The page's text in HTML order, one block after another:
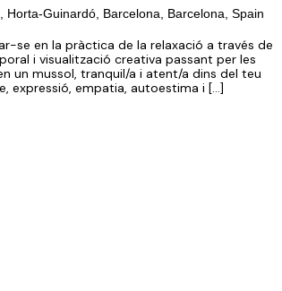
Horta-Guinardó, Barcelona, Barcelona, Spain
se en la pràctica de la relaxació a través de
i visualització creativa passant per les
un mussol, tranquil/a i atent/a dins del teu
expressió, empatia, autoestima i […]